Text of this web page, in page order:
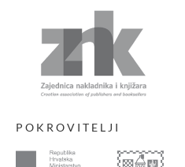
POKROVITELJI